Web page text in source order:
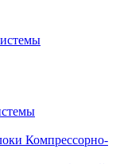
Компрессорно-